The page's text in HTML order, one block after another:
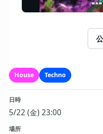
House Techno
日時
5/22 (金) 23:00
場所